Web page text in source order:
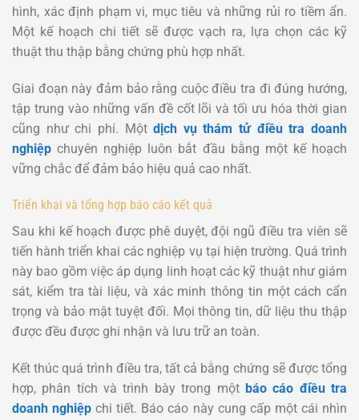
hình, xác định phạm vi, mục tiêu và những rủi ro tiềm ẩn.
Một kế hoạch chi tiết sẽ được vạch ra, lựa chọn các kỹ
thuật thu thập bằng chứng phù hợp nhất.
Giai đoạn này đảm bảo rằng cuộc điều tra đi đúng hướng,
tập trung vào những vấn đề cốt lõi và tối ưu hóa thời gian
cũng như chi phí. Mộtdịch vụ thám tử điều tra doanh
nghiệp chuyên nghiệp luôn bắt đầu bằng một kế hoạch
vững chắc để đảm bảo hiệu quả cao nhất.
Triển khai và tổng hợp báo cáo kết quả
Sau khi kế hoạch được phê duyệt, đội ngũ điều tra viên sẽ
tiến hành triển khai các nghiệp vụ tại hiện trường. Quá trình
này bao gồm việc áp dụng linh hoạt các kỹ thuật như giám
sát, kiểm tra tài liệu, và xác minh thông tin một cách cẩn
trọng và bảo mật tuyệt đối. Mọi thông tin, dữ liệu thu thập
được đều được ghi nhận và lưu trữ an toàn.
Kết thúc quá trình điều tra, tất cả bằng chứng sẽ được tổng
hợp, phân tích và trình bày trong một báo cáo điều tra
doanh nghiệp chi tiết. Báo cáo này cung cấp một cái nhìn